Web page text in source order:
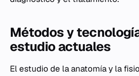
Métodos y
estudio actuales
El estudio de la anatomía y la